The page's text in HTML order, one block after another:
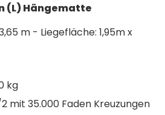
(L) Hängematte
m - Liegefläche: 1,95m x
kg
mit 35.000 Faden Kreuzungen